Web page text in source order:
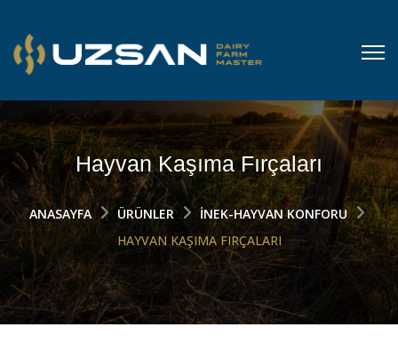
Hayvan Kaşıma Fırçaları
ANASAYFA ÜRÜNLER
İNEK-HAYVAN KONFORU
HAYVAN KAŞIMA FIRÇALARI